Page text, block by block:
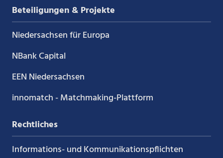
Beteiligungen & Projekte
Niedersachsen für Europa
NBank Capital
EEN Niedersachsen
innomatch - Matchmaking-Plattform
Rechtliches
Informations- und Kommunikations­pflichten